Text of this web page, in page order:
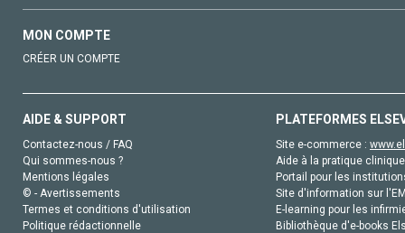
MON COMPTE
CRÉER UN COMPTE
AIDE & SUPPORT
Contactez-nous / FAQ
Qui sommes-nous ?
Mentions légales
© - Avertissements
Termes et conditions d'utilisation
Politique rédactionnelle
PLATEFORMES
Site e-commerce :
Aide à la pratique
Portail pour les
Site d'information sur
E-learning pour les
Bibliothèque d'e-books